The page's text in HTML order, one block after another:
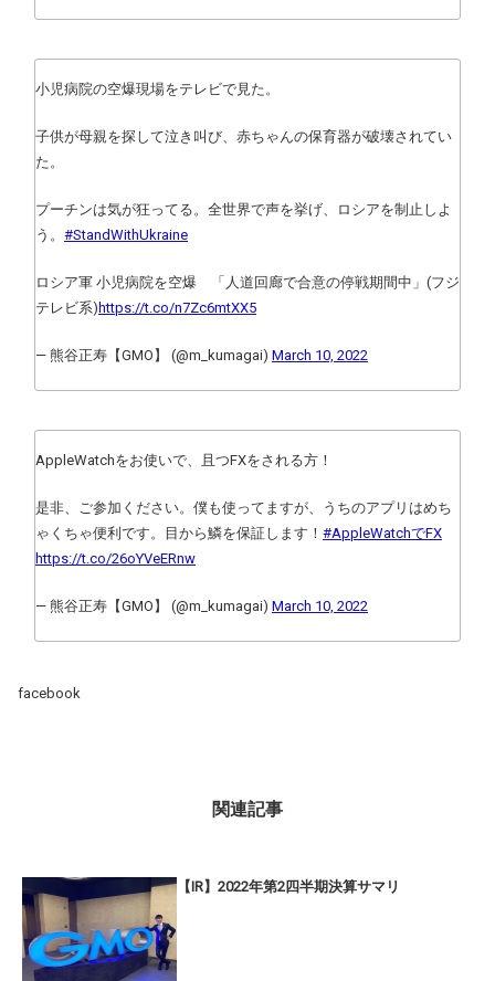
小児病院の空爆現場をテレビで見た。
子供が母親を探して泣き叫び、赤ちゃんの保育器が破壊されてい
た。
プーチンは気が狂ってる。全世界で声を挙げ、ロシアを制止しよ
う。 #StandWithUkraine
ロシア軍 小児病院を空爆 「人道回廊で合意の停戦期間中」(フジ
テレビ系) https://t.co/n7Zc6mtXX5
— 熊谷正寿【GMO】 (@m_kumagai) March 10, 2022
AppleWatchをお使いで、且つFXをされる方！
是非、ご参加ください。僕も使ってますが、うちのアプリはめち
ゃくちゃ便利です。目から鱗を保証します！ #AppleWatchでFX
https://t.co/26oYVeERnw
— 熊谷正寿【GMO】 (@m_kumagai) March 10, 2022
facebook
関連記事
【IR】2022年第2四半期決算サマリ